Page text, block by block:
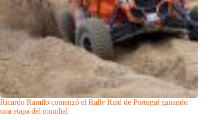
Ricardo Ramilo comenzó el Rally Raid de Portugal ganando
una etapa del mundial